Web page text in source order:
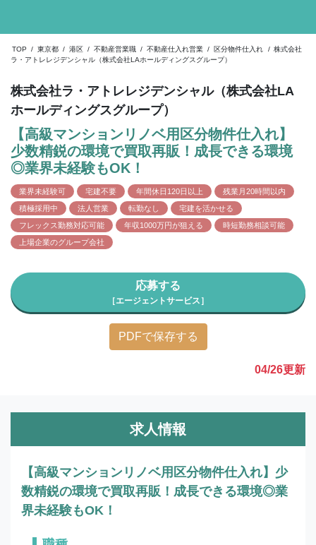
TOP / 東京都 / 港区 / 不動産営業職 / 不動産仕入れ営業 / 区分物件仕入れ / 株式会社
ラ・アトレレジデンシャル（株式会社LAホールディングスグループ）
株式会社ラ・アトレレジデンシャル（株式会社LA
ホールディングスグループ）
【高級マンションリノベ用区分物件仕入れ】
少数精鋭の環境で買取再販！成長できる環境
◎業界未経験もOK！
業界未経験可 宅建不要 年間休日120日以上
残業月20時間以内
積極採用中
法人営業 転勤なし
宅建を活かせる
フレックス勤務対応可能
年収1000万円が狙える
時短勤務相談可能
上場企業のグループ会社
応募する
［エージェントサービス］
PDFで保存する
04/26更新
求人情報
【高級マンションリノベ用区分物件仕入れ】少
数精鋭の環境で買取再販！成長できる環境◎業
界未経験もOK！